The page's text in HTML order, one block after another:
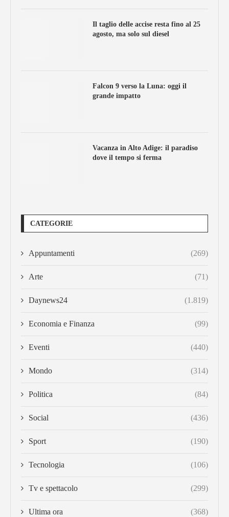
Il taglio delle accise resta fino al 25
agosto, ma solo sul diesel
Falcon 9 verso la Luna: oggi il
grande impatto
Vacanza in Alto Adige: il paradiso
dove il tempo si ferma
CATEGORIE
Appuntamenti (269)
Arte (71)
Daynews24 (1.819)
Economia e Finanza (99)
Eventi (440)
Mondo (314)
Politica (84)
Social (436)
Sport (190)
Tecnologia (106)
Tv e spettacolo (299)
Ultima ora (368)